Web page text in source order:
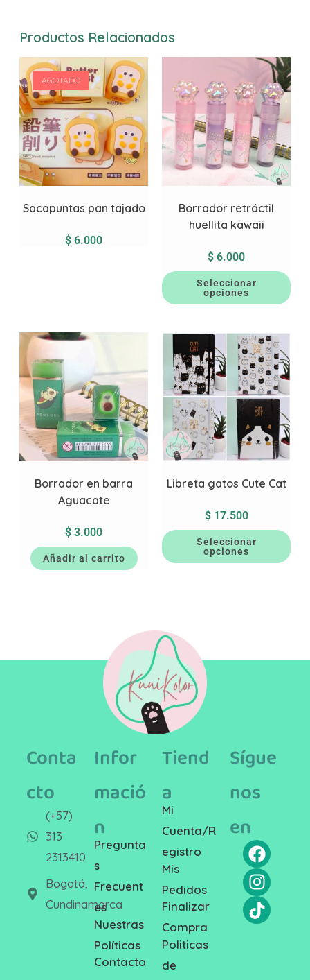
Productos Relacionados
AGOTADO
Sacapuntas pan tajado
$ 6.000
Borrador retráctil
huellita kawaii
$ 6.000
Seleccionar
opciones
Borrador en barra
Aguacate
$ 3.000
Añadir al carrito
Libreta gatos Cute Cat
$17.500
Seleccionar
opciones
Conta
cto
(+57)
313
2313410
Bogotá,
Cundinamarca
Infor
mació
n
Pregunta
s
Frecuent
es
Nuestras
Políticas
Contacto
Tiend
a
Mi
Cuenta/R
egistro
Mis
Pedidos
Finalizar
Compra
Politicas
de
Sígue
nos
en